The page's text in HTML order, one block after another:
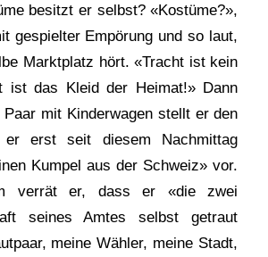
besitzt er selbst? «Kostüme?»,
gespielter Empörung und so laut,
Marktplatz hört. «Tracht ist kein
ist das Kleid der Heimat!» Dann
mit Kinderwagen stellt er den
er erst seit diesem Nachmittag
Kumpel aus der Schweiz» vor.
verrät er, dass er «die zwei
seines Amtes selbst getraut
meine Wähler, meine Stadt,